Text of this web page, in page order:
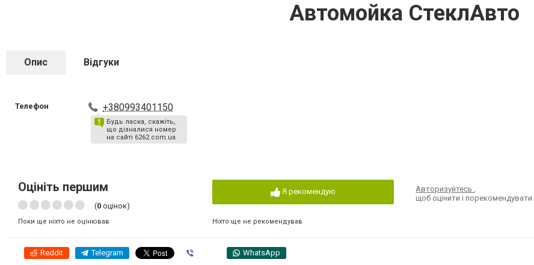
Автомойка СтеклАвто
Опис Відгуки
Телефон +380993401150
Будь ласка, скажіть,
що дізналися номер
на сайті 6262.com.ua
Оцініть першим
(0 оцінок)
Поки ще ніхто не оцінював
Я рекомендую
Ніхто ще не рекомендував
Авторизуйтесь,
щоб оцінити і порекомендувати
Reddit Telegram WhatsApp